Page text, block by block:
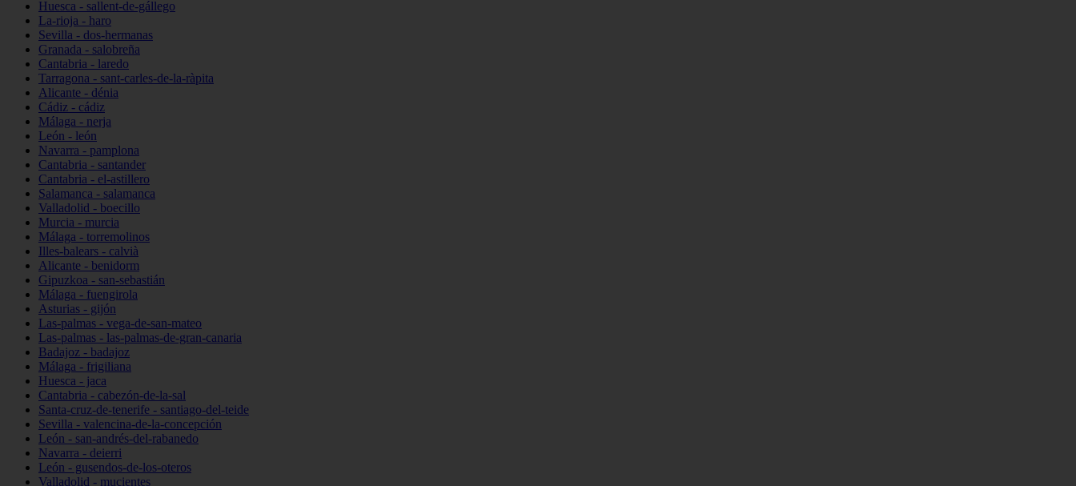
Huesca - sallent-de-gállego
La-rioja - haro
Sevilla - dos-hermanas
Granada - salobreña
Cantabria - laredo
Tarragona - sant-carles-de-la-ràpita
Alicante - dénia
Cádiz - cádiz
Málaga - nerja
León - león
Navarra - pamplona
Cantabria - santander
Cantabria - el-astillero
Salamanca - salamanca
Valladolid - boecillo
Murcia - murcia
Málaga - torremolinos
Illes-balears - calvià
Alicante - benidorm
Gipuzkoa - san-sebastián
Málaga - fuengirola
Asturias - gijón
Las-palmas - vega-de-san-mateo
Las-palmas - las-palmas-de-gran-canaria
Badajoz - badajoz
Málaga - frigiliana
Huesca - jaca
Cantabria - cabezón-de-la-sal
Santa-cruz-de-tenerife - santiago-del-teide
Sevilla - valencina-de-la-concepción
León - san-andrés-del-rabanedo
Navarra - deierri
León - gusendos-de-los-oteros
Valladolid - mucientes